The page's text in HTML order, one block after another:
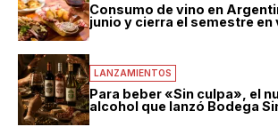
Consumo de vino en
junio y cierra el semestre en
LANZAMIENTOS
Para beber «Sin culpa», el
alcohol que lanzó Bodega